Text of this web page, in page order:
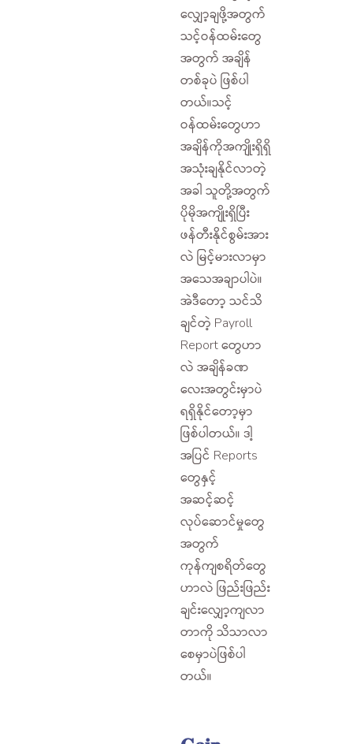
လျှော့ချဖို့အတွက်
သင့်ဝန်ထမ်းတွေ
အတွက် အချိန်
တစ်ခုပဲ ဖြစ်ပါ
တယ်။သင့်
ဝန်ထမ်းတွေဟာ
အချိန်ကိုအကျိုးရှိရှိ
အသုံးချနိုင်လာတဲ့
အခါ သူတို့အတွက်
ပိုမိုအကျိုးရှိပြီး
ဖန်တီးနိုင်စွမ်းအား
လဲ မြင့်မားလာမှာ
အသေအချာပါပဲ။
အဲဒီတော့ သင်သိ
ချင်တဲ့ Payroll
Report တွေဟာ
လဲ အချိန်ခဏ
လေးအတွင်းမှာပဲ
ရရှိနိုင်တော့မှာ
ဖြစ်ပါတယ်။ ဒါ့
အပြင် Reports
တွေနှင့်
အဆင့်ဆင့်
လုပ်ဆောင်မှုတွေ
အတွက်
ကုန်ကျစရိတ်တွေ
ဟာလဲ ဖြည်းဖြည်း
ချင်းလျှော့ကျလာ
တာကို သိသာလာ
စေမှာပဲဖြစ်ပါ
တယ်။